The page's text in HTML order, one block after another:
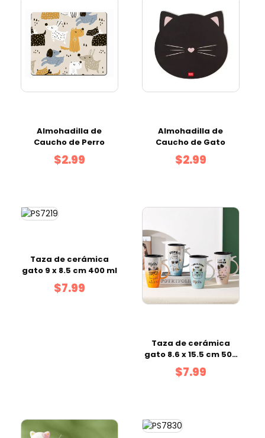
Almohadilla de
Caucho de Perro
$2.99
Almohadilla de
Caucho de Gato
$2.99
Taza de cerámica
gato 9 x 8.5 cm 400 ml
$7.99
Taza de cerámica
gato 8.6 x 15.5 cm 500
ml mix color
$7.99